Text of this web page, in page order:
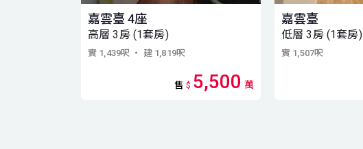
嘉雲臺 4座
高層 3房 (1套房)
實 1,439呎 ・ 建 1,819呎
售 $ 5,500 萬
嘉雲臺
低層 3房 (1套房)
實 1,507呎